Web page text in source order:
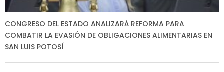
CONGRESO DEL ESTADO ANALIZARÁ REFORMA PARA
COMBATIR LA EVASIÓN DE OBLIGACIONES ALIMENTARIAS EN
SAN LUIS POTOSÍ